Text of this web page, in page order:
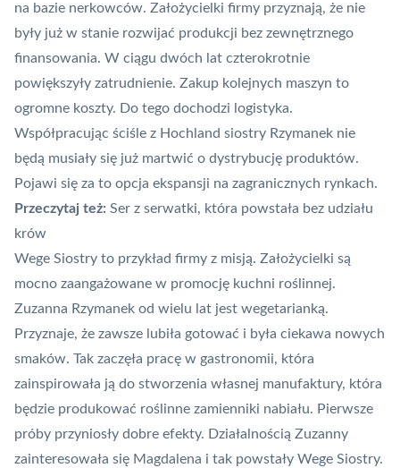
na bazie nerkowców. Założycielki firmy przyznają, że nie
były już w stanie rozwijać produkcji bez zewnętrznego
finansowania. W ciągu dwóch lat czterokrotnie
powiększyły zatrudnienie. Zakup kolejnych maszyn to
ogromne koszty. Do tego dochodzi logistyka.
Współpracując ściśle z Hochland siostry Rzymanek nie
będą musiały się już martwić o dystrybucję produktów.
Pojawi się za to opcja ekspansji na zagranicznych rynkach.
Przeczytaj też: Ser z serwatki, która powstała bez udziału
krów
Wege Siostry to przykład firmy z misją. Założycielki są
mocno zaangażowane w promocję kuchni roślinnej.
Zuzanna Rzymanek od wielu lat jest wegetarianką.
Przyznaje, że zawsze lubiła gotować i była ciekawa nowych
smaków. Tak zaczęła pracę w gastronomii, która
zainspirowała ją do stworzenia własnej manufaktury, która
będzie produkować roślinne zamienniki nabiału. Pierwsze
próby przyniosły dobre efekty. Działalnością Zuzanny
zainteresowała się Magdalena i tak powstały Wege Siostry.